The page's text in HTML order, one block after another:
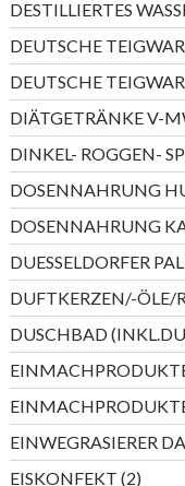
DESTILLIERTES
DEUTSCHE
DEUTSCHE
DIÄTGETRÄNKE V-
DINKEL- ROGGEN-
DOSENNAHRUNG
DOSENNAHRUNG
DUESSELDORFER
DUFTKERZEN/-ÖLE/
DUSCHBAD
EINWEGRASIERER
EISKONFEKT 22